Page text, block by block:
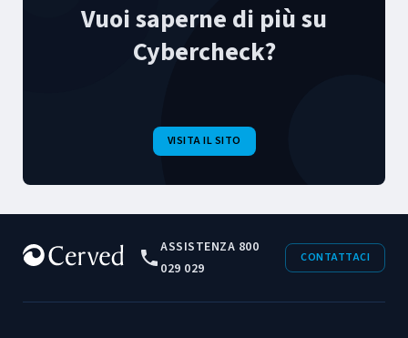
Vuoi saperne di più su
Cybercheck?
VISITA IL SITO
ASSISTENZA 800
029 029
CONTATTACI